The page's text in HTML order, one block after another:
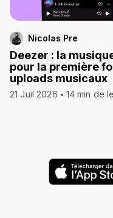
Nicolas Pre
Deezer : la
pour la première
uploads musicaux
21 Juil 2026 14 min de